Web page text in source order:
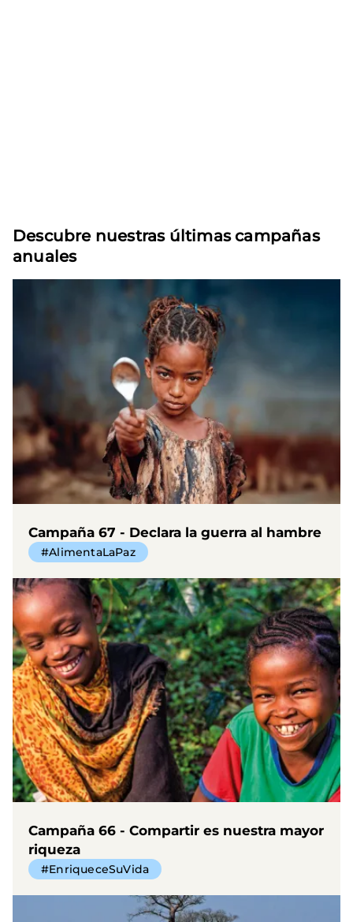
Descubre nuestras últimas campañas
anuales
Campaña 67 - Declara la guerra al hambre
#AlimentaLaPaz
Campaña 66 - Compartir es nuestra mayor
riqueza
#EnriqueceSuVida